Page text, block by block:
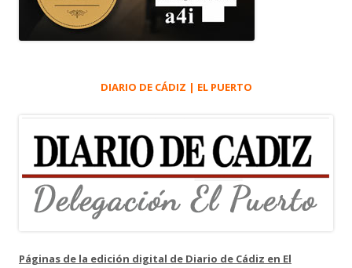
DIARIO DE CÁDIZ | EL PUERTO
Páginas de la edición digital de Diario de Cádiz en El